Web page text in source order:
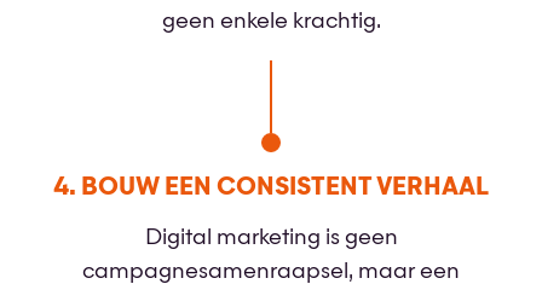
geen enkele krachtig.
4. BOUW EEN CONSISTENT VERHAAL
Digital marketing is geen
campagnesamenraapsel, maar een